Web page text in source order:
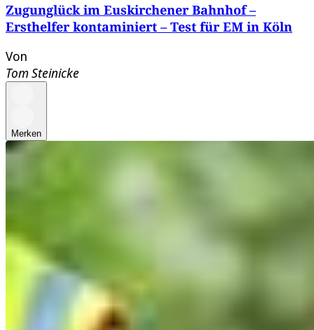
Zugunglück im Euskirchener Bahnhof –
Ersthelfer kontaminiert – Test für EM in Köln
Von
Tom Steinicke
Merken